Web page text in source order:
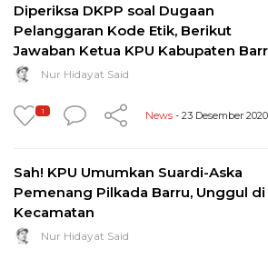
Diperiksa DKPP soal Dugaan
Pelanggaran Kode Etik, Berikut
Jawaban Ketua KPU Kabupaten
Nur Hidayat Said
1 News - 23 Desember 2020
Sah! KPU Umumkan Suardi-Aska
Pemenang Pilkada Barru, Unggul di
Kecamatan
Nur Hidayat Said